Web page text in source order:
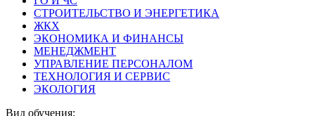
СТРОИТЕЛЬСТВО И ЭНЕРГЕТИКА
ЖКХ
ЭКОНОМИКА И ФИНАНСЫ
МЕНЕДЖМЕНТ
УПРАВЛЕНИЕ ПЕРСОНАЛОМ
ТЕХНОЛОГИЯ И СЕРВИС
ЭКОЛОГИЯ
Вид обучения: